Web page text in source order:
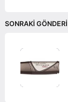
SONRAKI GÖNDERI